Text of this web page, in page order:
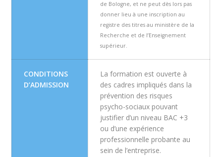
de Bologne, et ne peut dès lors pas
donner lieu à une inscription au
registre des titres au ministère de la
Recherche et de l’Enseignement
supérieur.
CONDITIONS
D’ADMISSION
La formation est ouverte à
des cadres impliqués dans la
prévention des risques
psycho-sociaux pouvant
justifier d’un niveau BAC +3
ou d’une expérience
professionnelle probante au
sein de l’entreprise.